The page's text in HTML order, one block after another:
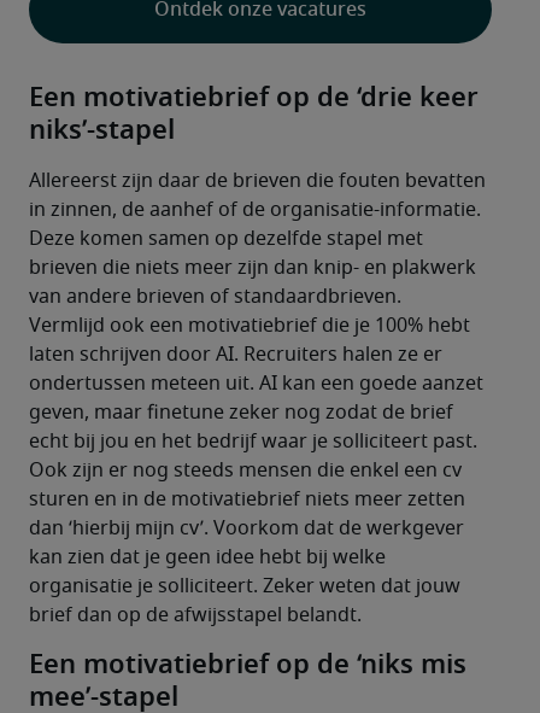
Ontdek onze vacatures
Een motivatiebrief op de ‘drie keer
niks’-stapel
Allereerst zijn daar de brieven die fouten bevatten
in zinnen, de aanhef of de organisatie-informatie.
Deze komen samen op dezelfde stapel met
brieven die niets meer zijn dan knip- en plakwerk
van andere brieven of standaardbrieven.
Vermlijd ook een motivatiebrief die je 100% hebt
laten schrijven door AI. Recruiters halen ze er
ondertussen meteen uit. AI kan een goede aanzet
geven, maar finetune zeker nog zodat de brief
echt bij jou en het bedrijf waar je solliciteert past.
Ook zijn er nog steeds mensen die enkel een cv
sturen en in de motivatiebrief niets meer zetten
dan ‘hierbij mijn cv’. Voorkom dat de werkgever
kan zien dat je geen idee hebt bij welke
organisatie je solliciteert. Zeker weten dat jouw
brief dan op de afwijsstapel belandt.
Een motivatiebrief op de ‘niks mis
mee’-stapel